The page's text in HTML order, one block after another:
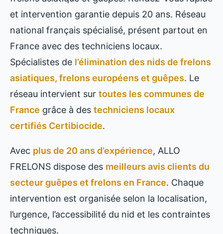
et intervention garantie depuis 20 ans. Réseau
national français spécialisé, présent partout en
France avec des techniciens locaux.
Spécialistes de l’élimination des nids de frelons
asiatiques, frelons européens et guêpes. Le
réseau intervient sur toutes les communes de
France grâce à des techniciens locaux
certifiés Certibiocide.
Avec plus de 20 ans d’expérience, ALLO
FRELONS dispose des meilleurs avis clients du
secteur guêpes et frelons en France. Chaque
intervention est organisée selon la localisation,
l’urgence, l’accessibilité du nid et les contraintes
techniques.